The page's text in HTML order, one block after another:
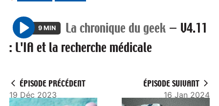
P
l
9 MIN La chronique du geek — V4.11
: L'IA et la recherche médicale
ÉPISODE PRÉCÉDENT
19 Déc 2023
ÉPISODE SUIVANT
16 Jan 2024